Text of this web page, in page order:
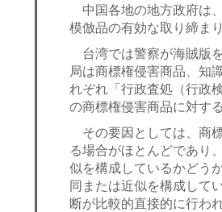
中国各地の地方政府は
模倣品の有効な取り締ま
台湾では警察が海賊版
局は商標権侵害商品、知
れぞれ「行政査処（行政
の商標権侵害商品に対す
その要因としては、商
る場合がほとんどであり
似を構成しているかどう
同または近似を構成して
断が比較的直接的に行わ